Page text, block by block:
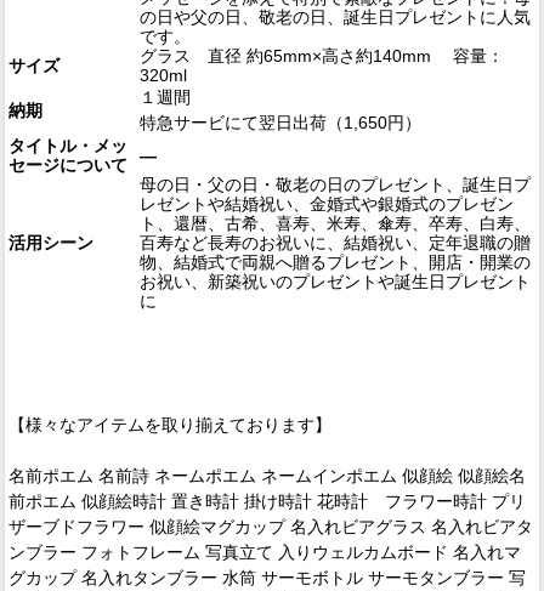
の日や父の日、敬老の日、誕生日プレゼントに人気
です。
サイズ
グラス 直径 約65mm×高さ約140mm 容量：
320ml
納期
１週間
特急サービにて翌日出荷（1,650円）
タイトル・メッ
セージについて
―
活用シーン
母の日・父の日・敬老の日のプレゼント、誕生日プ
レゼントや結婚祝い、金婚式や銀婚式のプレゼン
ト、還暦、古希、喜寿、米寿、傘寿、卒寿、白寿、
百寿など長寿のお祝いに、結婚祝い、定年退職の贈
物、結婚式で両親へ贈るプレゼント、開店・開業の
お祝い、新築祝いのプレゼントや誕生日プレゼント
に
【様々なアイテムを取り揃えております】
名前ポエム 名前詩 ネームポエム ネームインポエム 似顔絵 似顔絵名
前ポエム 似顔絵時計 置き時計 掛け時計 花時計 フラワー時計 プリ
ザーブドフラワー 似顔絵マグカップ 名入れビアグラス 名入れビアタ
ンブラー フォトフレーム 写真立て 入りウェルカムボード 名入れマ
グカップ 名入れタンブラー 水筒 サーモボトル サーモタンブラー 写